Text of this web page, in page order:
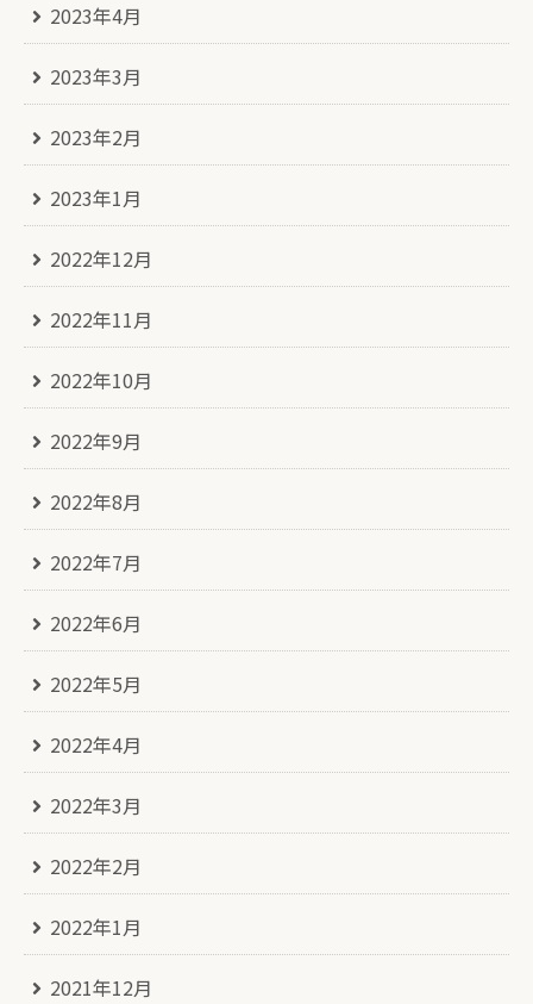
2023年4月
2023年3月
2023年2月
2023年1月
2022年12月
2022年11月
2022年10月
2022年9月
2022年8月
2022年7月
2022年6月
2022年5月
2022年4月
2022年3月
2022年2月
2022年1月
2021年12月